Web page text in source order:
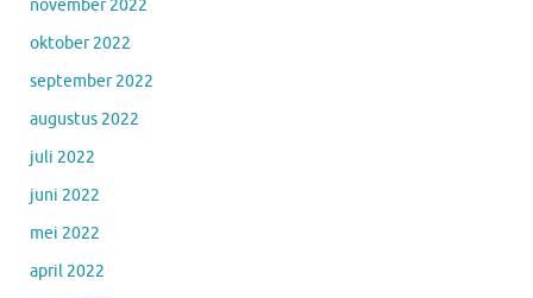
november 2022
oktober 2022
september 2022
augustus 2022
juli 2022
juni 2022
mei 2022
april 2022